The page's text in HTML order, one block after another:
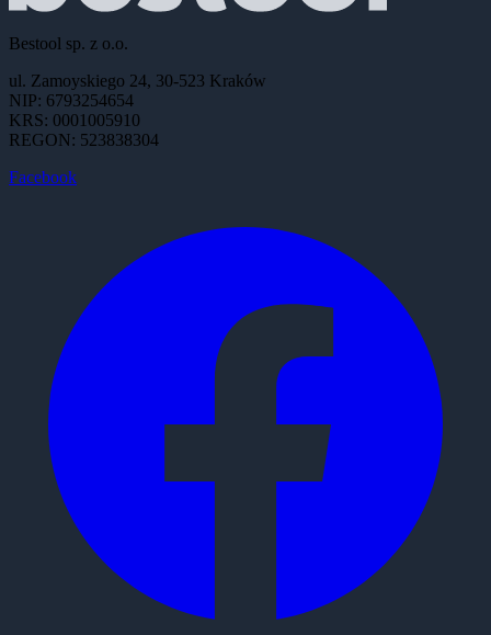
Bestool sp. z o.o.
ul. Zamoyskiego 24, 30-523 Kraków
NIP: 6793254654
KRS: 0001005910
REGON: 523838304
Facebook